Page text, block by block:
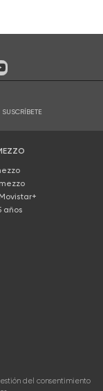
En Youtube
SUSCRÍBETE
años
del consentimiento